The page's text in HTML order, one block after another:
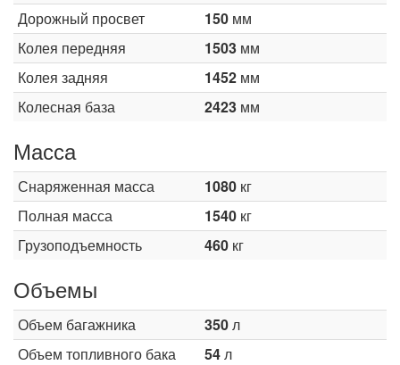
Дорожный просвет
150 мм
Колея передняя
1503 мм
Колея задняя
1452 мм
Колесная база
2423 мм
Масса
Снаряженная масса 1080 кг
Полная масса
1540 кг
Грузоподъемность
460 кг
Объемы
Объем багажника 350л
Объем топливного бака
54л